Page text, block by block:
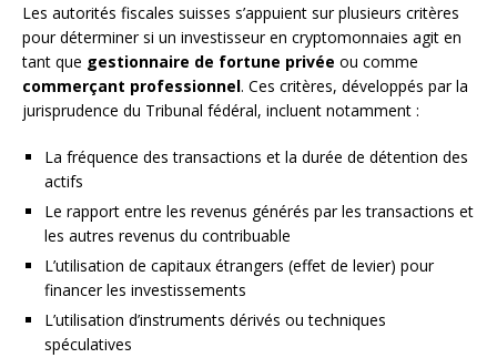
Les autorités fiscales suisses s’appuient sur plusieurs critères
pour déterminer si un investisseur en cryptomonnaies agit en
tant que gestionnaire de fortune privée ou comme
commerçant professionnel. Ces critères, développés par la
jurisprudence du Tribunal fédéral, incluent notamment :
La fréquence des transactions et la durée de détention des
actifs
Le rapport entre les revenus générés par les transactions et
les autres revenus du contribuable
L’utilisation de capitaux étrangers (effet de levier) pour
financer les investissements
L’utilisation d’instruments dérivés ou techniques
spéculatives